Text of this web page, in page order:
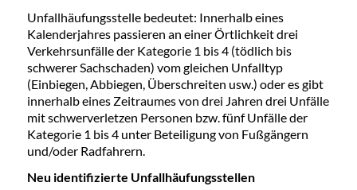
Unfallhäufungsstelle bedeutet: Innerhalb eines
Kalenderjahres passieren an einer Örtlichkeit drei
Verkehrsunfälle der Kategorie 1 bis 4 (tödlich bis
schwerer Sachschaden) vom gleichen Unfalltyp
(Einbiegen, Abbiegen, Überschreiten usw.) oder es gibt
innerhalb eines Zeitraumes von drei Jahren drei Unfälle
mit schwerverletzen Personen bzw. fünf Unfälle der
Kategorie 1 bis 4 unter Beteiligung von Fußgängern
und/oder Radfahrern.
Neu identifizierte Unfallhäufungsstellen